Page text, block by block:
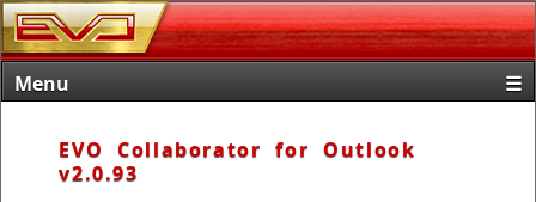
Menu
☰
Produits
EVO Collaborator for Outlook
v2.0.93